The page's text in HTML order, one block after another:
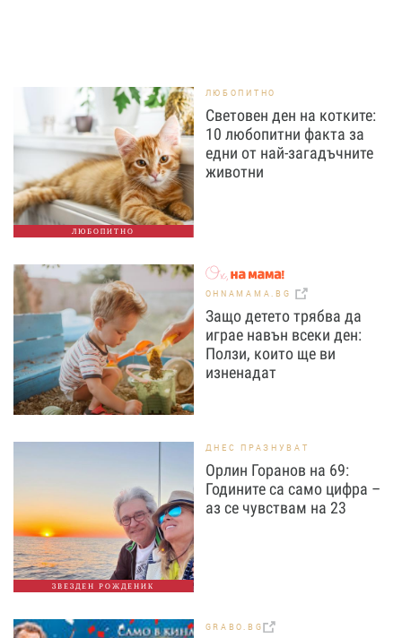
ЛЮБОПИТНО
ЛЮБОПИТНО
Световен ден на котките:
10 любопитни факта за
едни от най-загадъчните
животни
OHNAMAMA.BG
Защо детето трябва да
играе навън всеки ден:
Ползи, които ще ви
изненадат
ЗВЕЗДЕН РОЖДЕНИК
ДНЕС ПРАЗНУВАТ
Орлин Горанов на 69:
Годините са само цифра –
аз се чувствам на 23
GRABO.BG